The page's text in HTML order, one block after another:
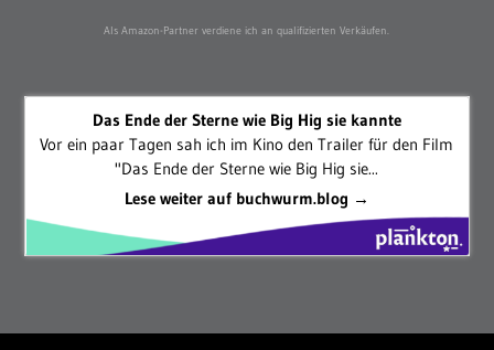
Als Amazon-Partner verdiene ich an qualifizierten Verkäufen.
Das Ende der Sterne wie Big Hig sie kannte
Vor ein paar Tagen sah ich im Kino den Trailer für den Film
"Das Ende der Sterne wie Big Hig sie...
Lese weiter auf buchwurm.blog →